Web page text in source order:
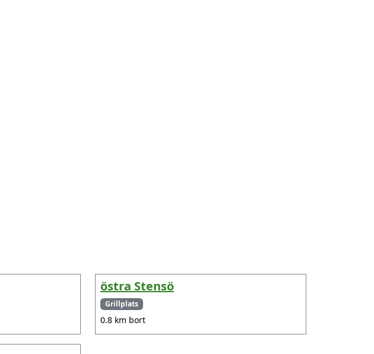
östra Stensö
Grillplats
0.8 km bort